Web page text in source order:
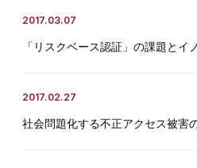
2017.03.07
「リスクベース認証」の課題とイ
2017.02.27
社会問題化する不正アクセス被害